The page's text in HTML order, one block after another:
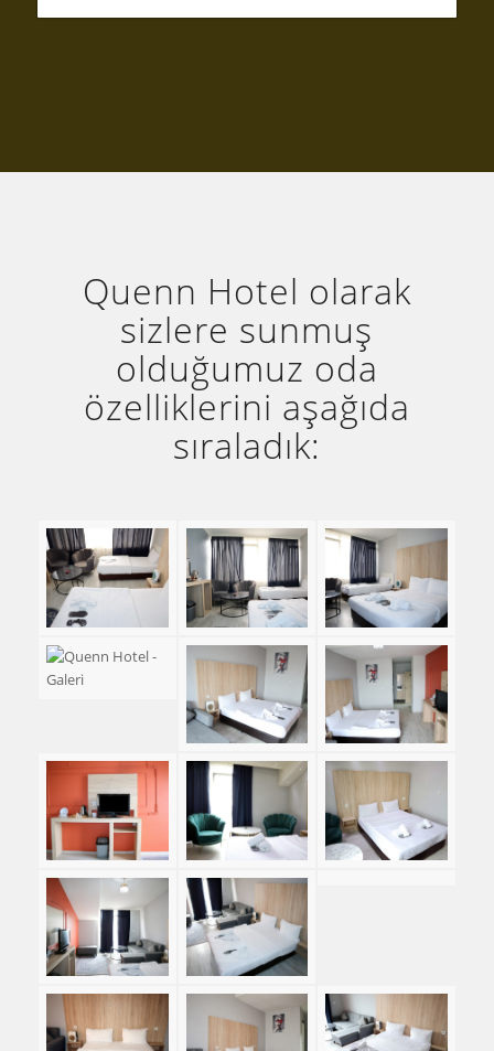
Quenn Hotel olarak
sizlere sunmuş
olduğumuz oda
özelliklerini aşağıda
sıraladık: